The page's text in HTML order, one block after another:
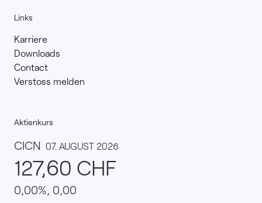
Links
Karriere
Downloads
Contact
Verstoss melden
Aktienkurs